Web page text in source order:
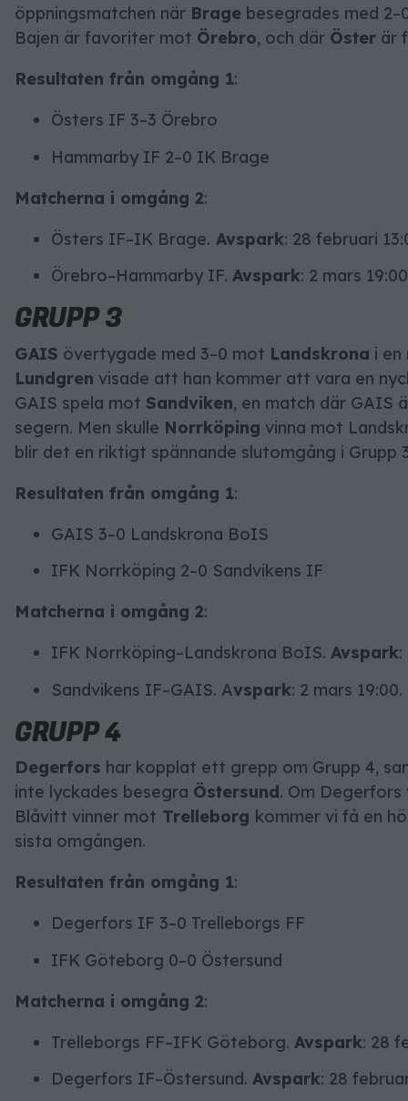
öppningsmatchen när Brage besegrades med
Bajen är favoriter mot Örebro, och där Öster är
Resultaten från omgång 1:
Östers IF 3–3 Örebro
Hammarby IF 2–0 IK Brage
Matcherna i omgång 2:
Östers IF–IK Brage. Avspark: 28 februari
Örebro–Hammarby IF. Avspark: 2 mars
GRUPP 3
GAIS övertygade med 3–0 mot Landskrona i
Lundgren visade att han kommer att vara en
GAIS spela mot Sandviken, en match där GAIS
segern. Men skulle Norrköping vinna mot
blir det en riktigt spännande slutomgång i Grupp
Resultaten från omgång 1:
GAIS 3–0 Landskrona BoIS
IFK Norrköping 2–0 Sandvikens IF
Matcherna i omgång 2:
IFK Norrköping–Landskrona BoIS. Avspark:
Sandvikens IF–GAIS. Avspark: 2 mars 19:00.
GRUPP 4
Degerfors har kopplat ett grepp om Grupp 4,
inte lyckades besegra Östersund. Om Degerfors
Blåvitt vinner mot Trelleborg kommer vi få en
sista omgången.
Resultaten från omgång 1:
Degerfors IF 3–0 Trelleborgs FF
IFK Göteborg 0–0 Östersund
Matcherna i omgång 2:
Trelleborgs FF–IFK Göteborg. Avspark: 28
Degerfors IF–Östersund. Avspark: 28